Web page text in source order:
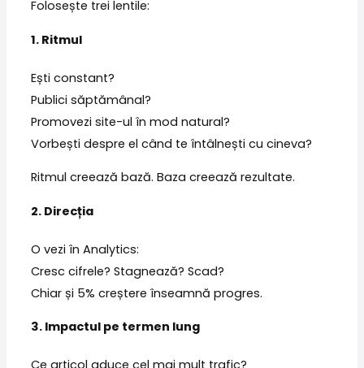
Folosește trei lentile:
1. Ritmul
Ești constant?
Publici săptămânal?
Promovezi site-ul în mod natural?
Vorbești despre el când te întâlnești cu cineva?
Ritmul creează bază. Baza creează rezultate.
2. Direcția
O vezi în Analytics:
Cresc cifrele? Stagnează? Scad?
Chiar și 5% creștere înseamnă progres.
3. Impactul pe termen lung